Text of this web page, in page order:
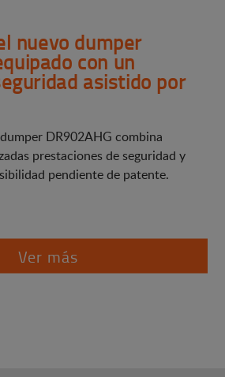
nuevo dumper
con un
asistido por
DR902AHG combina
prestaciones de seguridad y
pendiente de patente.
Ver más